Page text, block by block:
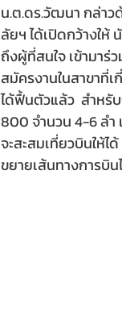
น.ต.ดร.วัฒนา กล่าว
ลัยฯ ได้เปิดกว้างให้
ถึงผู้ที่สนใจ เข้ามาร่
สมัครงานในสาขาที่
ได้ฟื้นตัวแล้ว  สำหรั
800 จำนวน 4-6 ลำ
จะสะสมเที่ยวบินให้ไ
ขยายเส้นทางการบิ